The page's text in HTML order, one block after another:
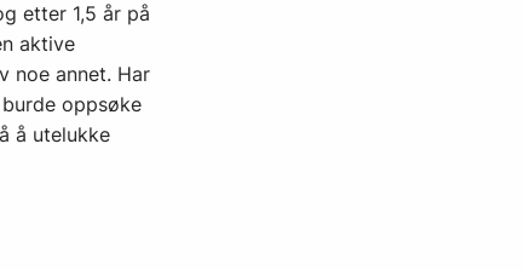
etter 1,5 år på
aktive
noe annet. Har
oppsøke
å utelukke